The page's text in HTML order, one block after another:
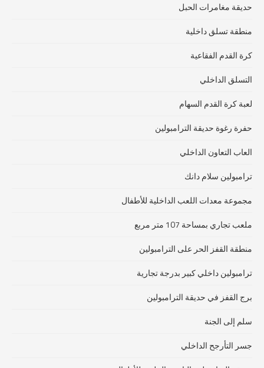
حديقة مغامرات الحبل
منطقة تسلق داخلية
كرة القدم الفقاعية
التسلق الداخلي
لعبة كرة القدم السهام
حفرة رغوة حديقة الترامبولين
العاب التعاون الداخلي
ترامبولين سلام دانك
مجموعة معدات اللعب الداخلية للأطفال
ملعب تجاري بمساحة 107 متر مربع
منطقة القفز الحر على الترامبولين
ترامبولين داخلي كبير بدرجة تجارية
برج القفز في حديقة الترامبولين
سلم إلى الجنة
جسر التأرجح الداخلي